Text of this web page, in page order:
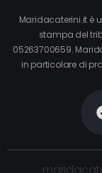
Maridacaterini.it è
stampa del
05263700659.
in particolare di